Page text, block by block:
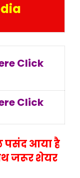
Click
Click
पसंद आया है
जरूर शेयर